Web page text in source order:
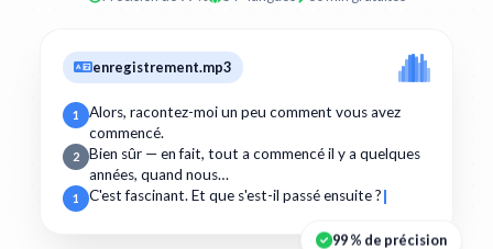
enregistrement.mp3
1
Alors, racontez-moi un peu comment vous avez
commencé.
2
Bien sûr — en fait, tout a commencé il y a quelques
années, quand nous…
1 C'est fascinant. Et que s'est-il passé ensuite ?
99 % de précision